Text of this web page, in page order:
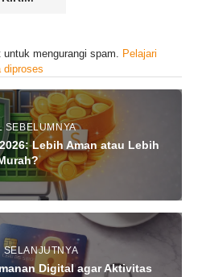
mengurangi spam.
Pelajari
diproses
SEBELUMNYA
Lebih Aman atau Lebih
SELANJUTNYA
Digital agar Aktivitas